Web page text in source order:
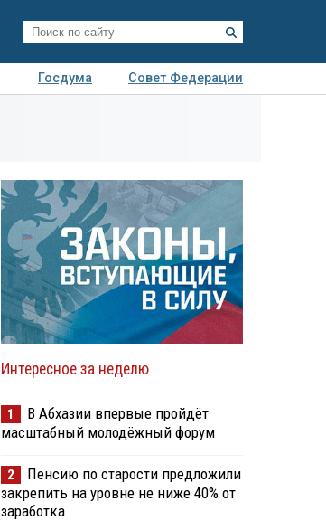
Госдума
Совет Федерации
Интересное за неделю
1
В Абхазии впервые пройдёт
масштабный молодёжный форум
2
Пенсию по старости предложили
закрепить на уровне не ниже 40% от
заработка